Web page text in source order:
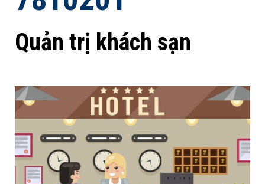
Quản trị khách sạn